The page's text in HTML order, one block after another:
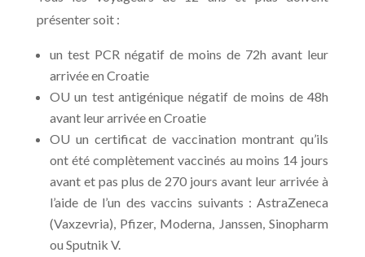
présenter soit :
un test PCR négatif de moins de 72h avant leur
arrivée en Croatie
OU un test antigénique négatif de moins de 48h
avant leur arrivée en Croatie
OU un certificat de vaccination montrant qu’ils
ont été complètement vaccinés au moins 14 jours
avant et pas plus de 270 jours avant leur arrivée à
l’aide de l’un des vaccins suivants : AstraZeneca
(Vaxzevria), Pfizer, Moderna, Janssen, Sinopharm
ou Sputnik V.